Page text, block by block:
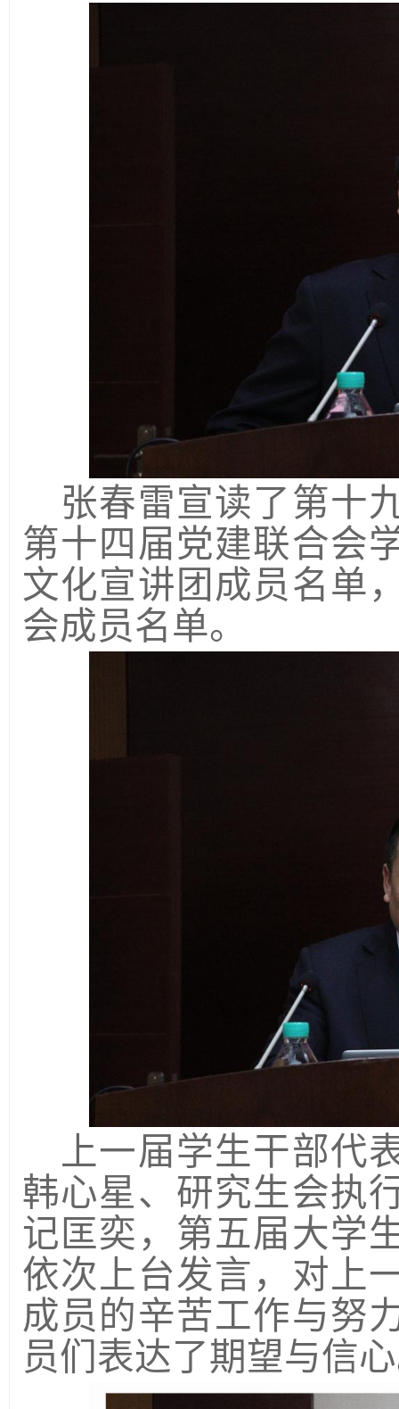
张春雷宣读了第十
第十四届党建联合会
文化宣讲团成员名单
会成员名单。
上一届学生干部代
韩心星、研究生会执
记匡奕，第五届大学
依次上台发言，对上
成员的辛苦工作与努
员们表达了期望与信